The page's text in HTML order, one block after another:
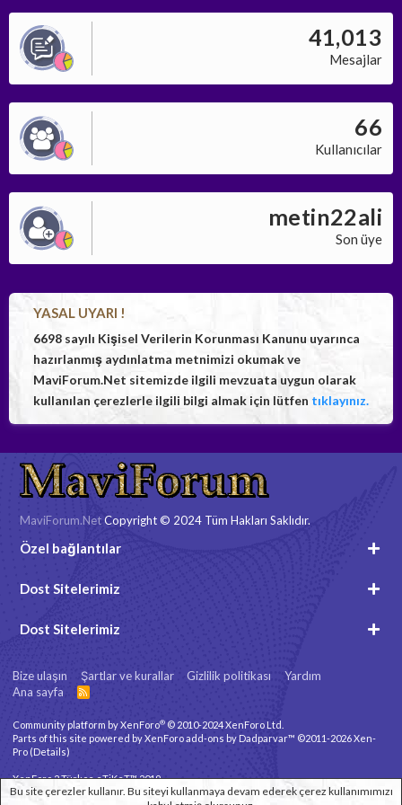
41,013
Mesajlar
66
Kullanıcılar
metin22ali
Son üye
YASAL UYARI !
6698 sayılı Kişisel Verilerin Korunması Kanunu uyarınca
hazırlanmış aydınlatma metnimizi okumak ve
MaviForum.Net sitemizde ilgili mevzuata uygun olarak
kullanılan çerezlerle ilgili bilgi almak için lütfen tıklayınız.
MaviForum.NetCopyright © 2024 Tüm Hakları Saklıdır.
Özel bağlantılar
Dost Sitelerimiz
Dost Sitelerimiz
Bize ulaşın Şartlar ve kurallar Gizlilik politikası
Yardım
Ana sayfa
R
Community platform by XenForo® © 2010-2024 XenForo Ltd.
Parts of this site powered byXenForo add-ons by Dadparvar™ ©2011-2026Xen-
Pro (Details)
XenForo 2 Türkçe eTiKeT™ 2019
Bu site çerezler kullanır. Bu siteyi kullanmaya devam ederek çerez kullanımımızı